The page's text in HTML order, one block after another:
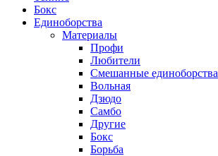
Бокс
Единоборства
Материалы
Профи
Любители
Смешанные единоборства
Вольная
Дзюдо
Самбо
Другие
Бокс
Борьба